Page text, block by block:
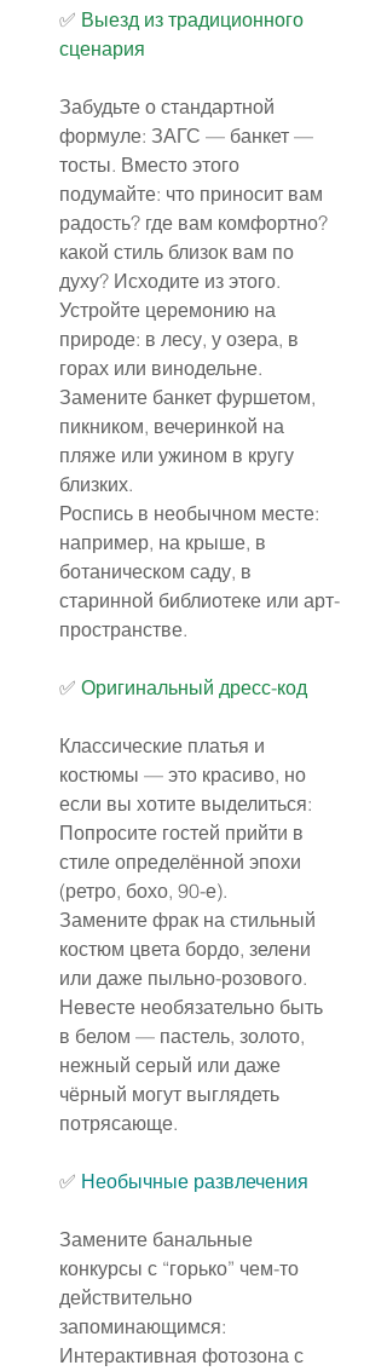
✅️ Выезд из традиционного
сценария
Забудьте о стандартной
формуле: ЗАГС — банкет —
тосты. Вместо этого
подумайте: что приносит вам
радость? где вам комфортно?
какой стиль близок вам по
духу? Исходите из этого.
Устройте церемонию на
природе: в лесу, у озера, в
горах или винодельне.
Замените банкет фуршетом,
пикником, вечеринкой на
пляже или ужином в кругу
близких.
Роспись в необычном месте:
например, на крыше, в
ботаническом саду, в
старинной библиотеке или арт-
пространстве.
✅️ Оригинальный дресс-код
Классические платья и
костюмы — это красиво, но
если вы хотите выделиться:
Попросите гостей прийти в
стиле определённой эпохи
(ретро, бохо, 90-е).
Замените фрак на стильный
костюм цвета бордо, зелени
или даже пыльно-розового.
Невесте необязательно быть
в белом — пастель, золото,
нежный серый или даже
чёрный могут выглядеть
потрясающе.
✅️ Необычные развлечения
Замените банальные
конкурсы с “горько” чем-то
действительно
запоминающимся:
Интерактивная фотозона с